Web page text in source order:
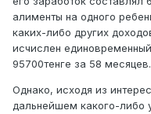
алименты на одного
каких-либо других
исчислен
95700тенге за 58 месяцев.
Однако, исходя из
дальнейшем какого-либо